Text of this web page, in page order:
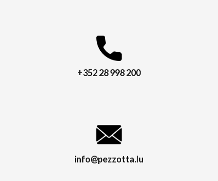
+352 28 998 200
info@pezzotta.lu